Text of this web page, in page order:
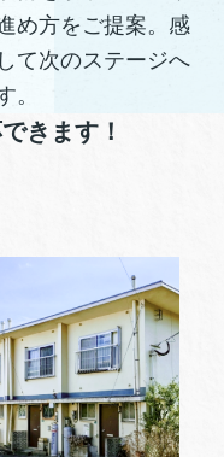
め方をご提案。感
て次のステージへ
。
きます！